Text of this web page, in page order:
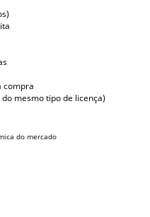
compra
mesmo tipo de licença)
do mercado